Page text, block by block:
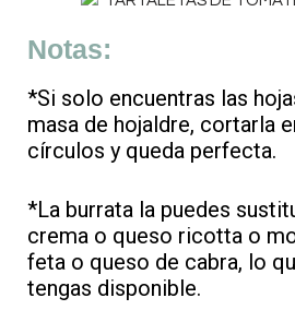
Notas:
*Si solo encuentras las
masa de hojaldre, cortarla
círculos y queda perfecta.
*La burrata la puedes
crema o queso ricotta o
feta o queso de cabra, lo
tengas disponible.